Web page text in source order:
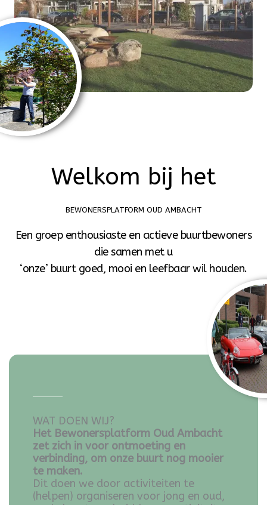
Welkom bij het
BEWONERSPLATFORM OUD AMBACHT
Een groep enthousiaste en actieve buurtbewoners
die samen met u
‘onze’ buurt goed, mooi en leefbaar wil houden.
WAT DOEN WIJ?
Het Bewonersplatform Oud Ambacht
zet zich in voor ontmoeting en
verbinding, om onze buurt nog mooier
te maken.
Dit doen we door activiteiten te
(helpen) organiseren voor jong en oud,